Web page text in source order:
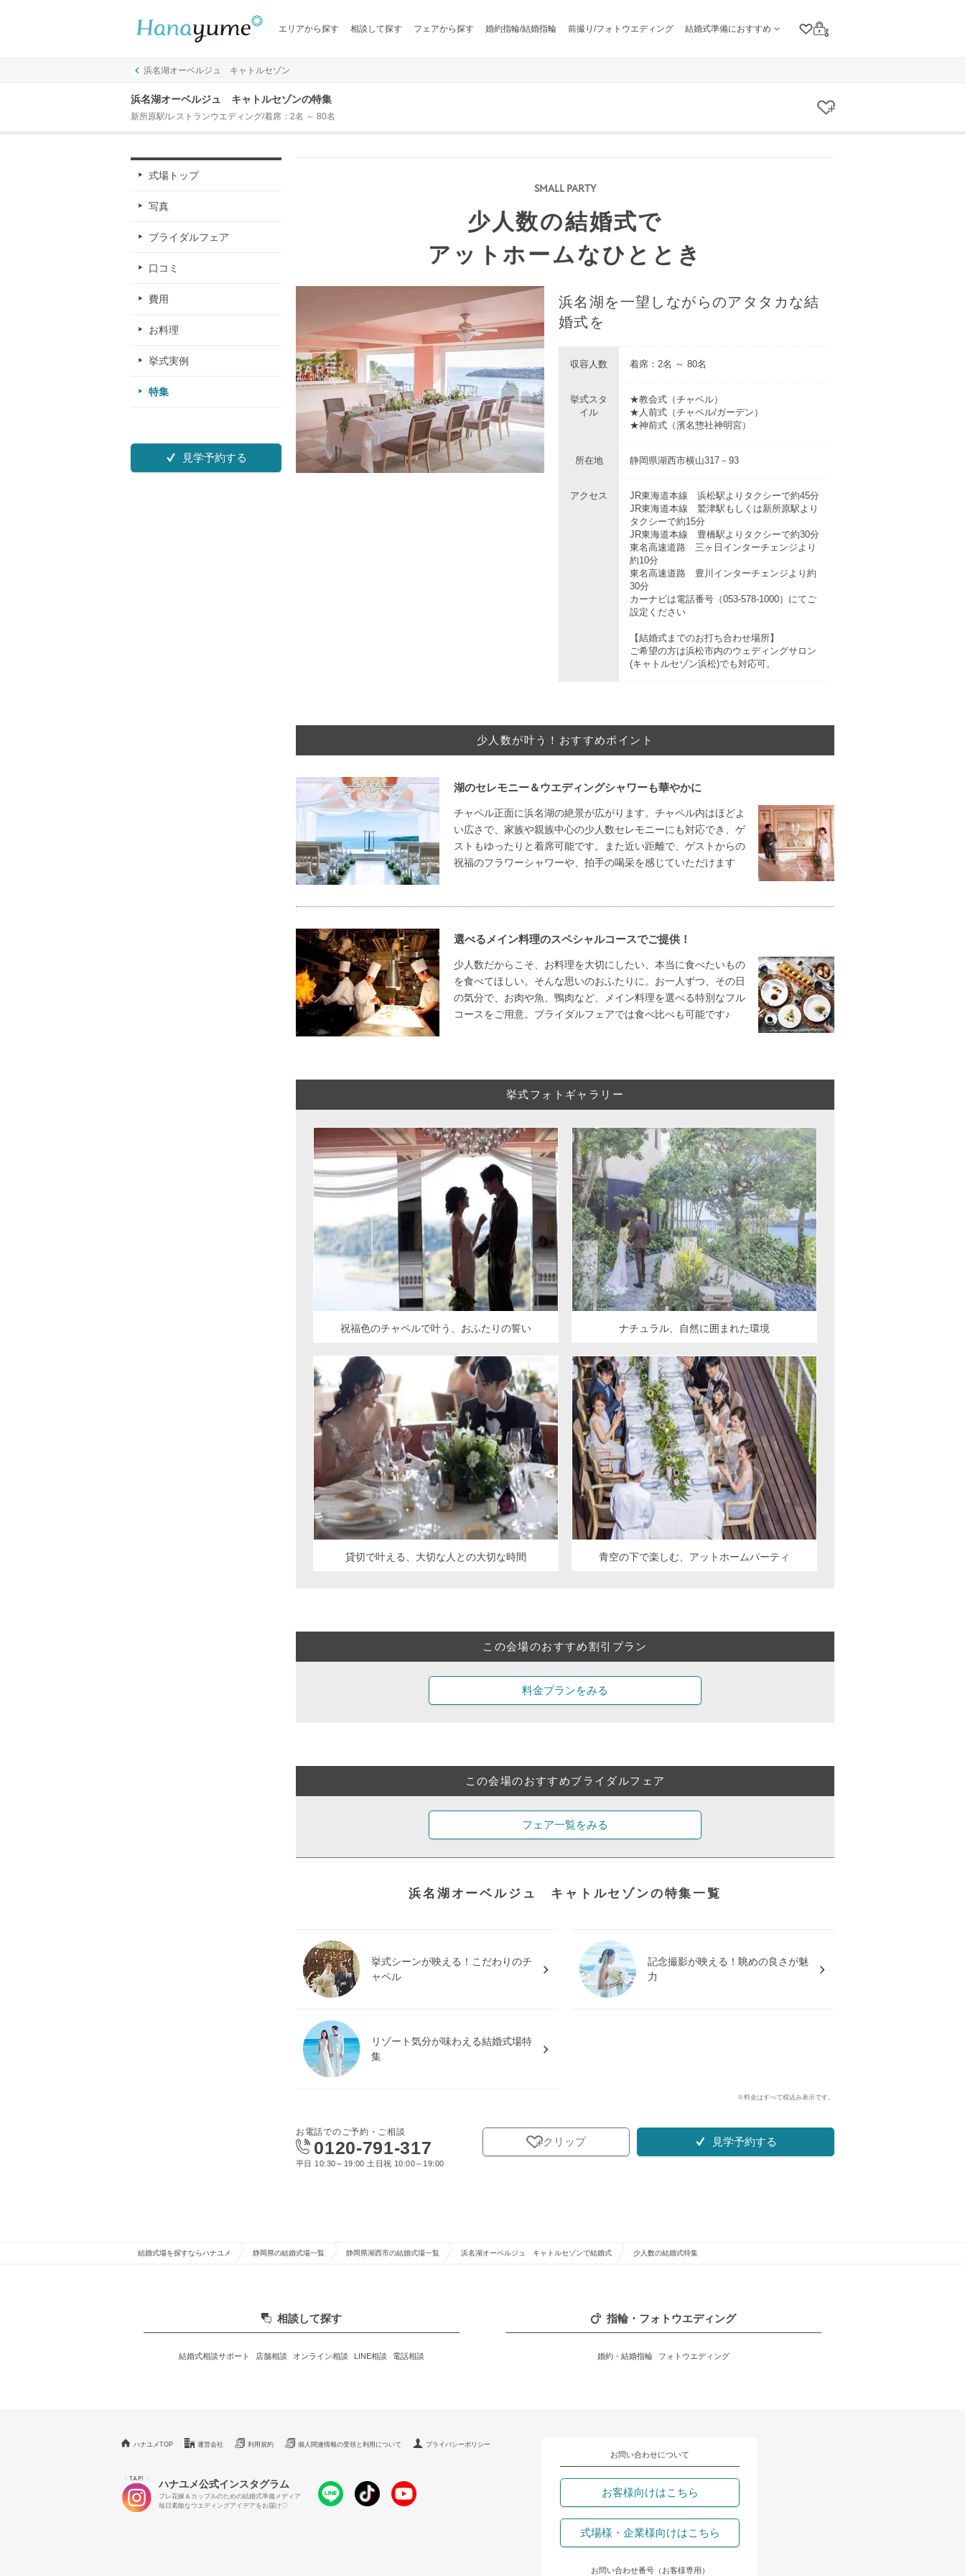
エリアから探す 相談して探す フェアから探す 婚約指輪/結婚指輪 前撮り/フォトウエディング 結婚式準備におすすめ
クリップリスト
ログイン
浜名湖オーベルジュ キャトルセゾン
浜名湖オーベルジュ キャトルセゾンの特集
新所原駅/レストランウエディング/着席：2名 ～ 80名 クリップする
式場トップ
写真
ブライダルフェア
口コミ
費用
お料理
挙式実例
特集
見学予約する
少人数の結婚式で
アットホームなひととき
浜名湖を一望しながらのアタタカな結
婚式を
収容人数 着席：2名 ～ 80名
挙式スタ
イル
★教会式（チャペル）
★人前式（チャペル/ガーデン）
★神前式（濱名惣社神明宮）
所在地 静岡県湖西市横山317－93
アクセス
JR東海道本線 浜松駅よりタクシーで約45分
JR東海道本線 鷲津駅もしくは新所原駅より
タクシーで約15分
JR東海道本線 豊橋駅よりタクシーで約30分
東名高速道路 三ヶ日インターチェンジより
約10分
東名高速道路 豊川インターチェンジより約
30分
カーナビは電話番号（053-578-1000）にてご
設定ください
【結婚式までのお打ち合わせ場所】
ご希望の方は浜松市内のウェディングサロン
(キャトルセゾン浜松)でも対応可。
少人数が叶う！おすすめポイント
湖のセレモニー＆ウエディングシャワーも華やかに
チャペル正面に浜名湖の絶景が広がります。チャペル内はほどよ
い広さで、家族や親族中心の少人数セレモニーにも対応でき、ゲ
ストもゆったりと着席可能です。また近い距離で、ゲストからの
祝福のフラワーシャワーや、拍手の喝采を感じていただけます
選べるメイン料理のスペシャルコースでご提供！
少人数だからこそ、お料理を大切にしたい、本当に食べたいもの
を食べてほしい。そんな思いのおふたりに。お一人ずつ、その日
の気分で、お肉や魚、鴨肉など、メイン料理を選べる特別なフル
コースをご用意。ブライダルフェアでは食べ比べも可能です♪
挙式フォトギャラリー
祝福色のチャペルで叶う、おふたりの誓い ナチュラル、自然に囲まれた環境
貸切で叶える、大切な人との大切な時間 青空の下で楽しむ、アットホームパーティ
この会場のおすすめ割引プラン
料金プランをみる
この会場のおすすめブライダルフェア
フェア一覧をみる
浜名湖オーベルジュ キャトルセゾンの特集一覧
挙式シーンが映える！こだわりのチ
ャペル
記念撮影が映える！眺めの良さが魅
力
リゾート気分が味わえる結婚式場特
集
※料金はすべて税込み表示です。
お電話でのご予約・ご相談
0120-791-317
平日 10:30～19:00 土日祝 10:00～19:00
クリップ 見学予約する
結婚式場を探すならハナユメ 静岡県の結婚式場一覧 静岡県湖西市の結婚式場一覧 浜名湖オーベルジュ キャトルセゾンで結婚式 少人数の結婚式特集
相談して探す
結婚式相談サポート 店舗相談 オンライン相談 LINE相談 電話相談
指輪・フォトウエディング
婚約・結婚指輪 フォトウエディング
ハナユメTOP 運営会社 利用規約 個人関連情報の受領と利用について プライバシーポリシー
＼ TAP! ／ ハナユメ公式インスタグラム
プレ花嫁＆カップルのための結婚式準備メディア
毎日素敵なウエディングアイデアをお届け♡
お問い合わせについて
お客様向けはこちら
式場様・企業様向けはこちら
お問い合わせ番号（お客様専用）